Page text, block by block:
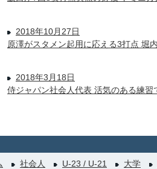
2018年10月27日
原澤がスタメン起用に応える3打点 堀
2018年3月18日
侍ジャパン社会人代表 活気のある練習
社会人 U-23 / U-21 大学